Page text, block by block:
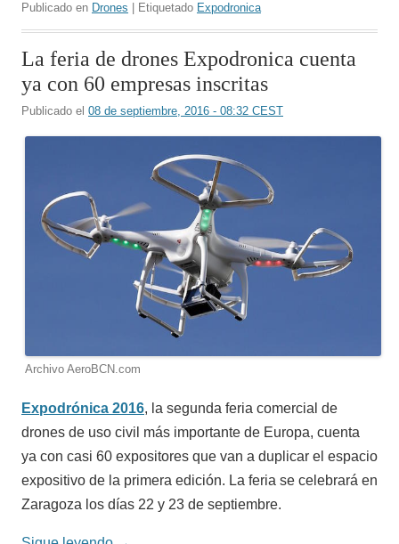
Publicado en Drones | Etiquetado Expodronica
La feria de drones Expodronica cuenta
ya con 60 empresas inscritas
Publicado el 08 de septiembre, 2016 - 08:32 CEST
Archivo AeroBCN.com
Expodrónica 2016, la segunda feria comercial de
drones de uso civil más importante de Europa, cuenta
ya con casi 60 expositores que van a duplicar el espacio
expositivo de la primera edición. La feria se celebrará en
Zaragoza los días 22 y 23 de septiembre.